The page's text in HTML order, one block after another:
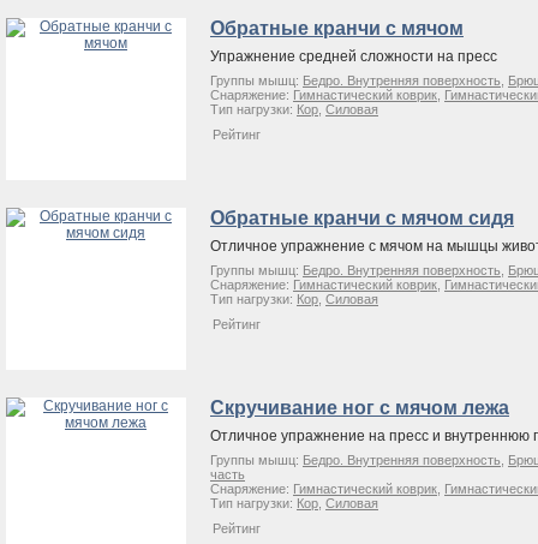
Обратные кранчи с мячом
Упражнение средней сложности на пресс
Группы мышц: Бедро. Внутренняя поверхность
Снаряжение: Гимнастический коврик
Тип нагрузки: Кор Силовая
Рейтинг
Обратные кранчи с мячом сидя
Отличное упражнение с мячом на мышцы
Группы мышц: Бедро. Внутренняя поверхность
Снаряжение: Гимнастический коврик
Тип нагрузки: Кор Силовая
Рейтинг
Скручивание ног с мячом лежа
Отличное упражнение на пресс и внутреннюю
Группы мышц: Бедро. Внутренняя поверхность
часть
Снаряжение: Гимнастический коврик
Тип нагрузки: Кор Силовая
Рейтинг